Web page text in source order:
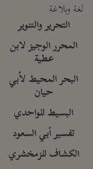
لغة وبلاغة
التحرير والتنوير
المحرر الوجيز لابن
عطية
البحر المحيط لأبي
حيان
البسيط للواحدي
تفسير أبي السعود
الكشاف للزمخشري